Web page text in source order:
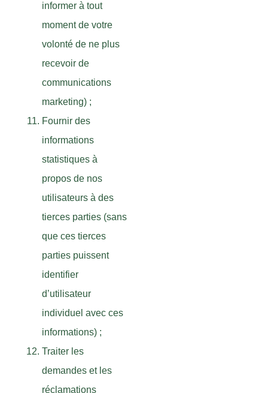
informer à tout
moment de votre
volonté de ne plus
recevoir de
communications
marketing) ;
Fournir des
informations
statistiques à
propos de nos
utilisateurs à des
tierces parties (sans
que ces tierces
parties puissent
identifier
d’utilisateur
individuel avec ces
informations) ;
Traiter les
demandes et les
réclamations